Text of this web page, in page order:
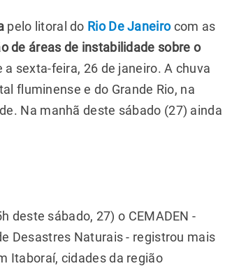
pelo litoral do Rio De Janeirocom as
de áreas de instabilidade sobre o
sexta-feira, 26 de janeiro. A chuva
fluminense e do Grande Rio, na
Na manhã deste sábado (27) ainda
deste sábado, 27) o CEMADEN -
Desastres Naturais - registrou mais
Itaboraí, cidades da região